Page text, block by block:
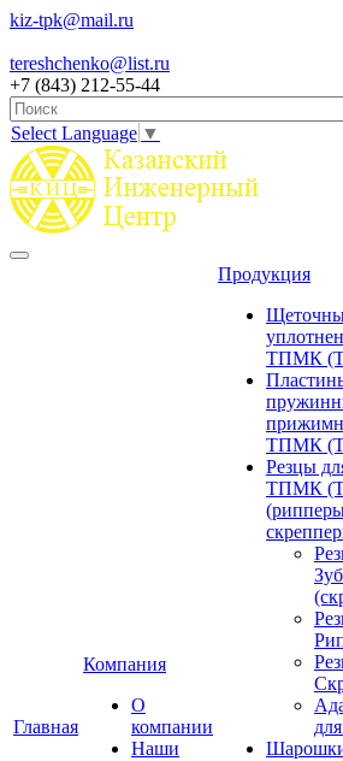
kiz-tpk@mail.ru
tereshchenko@list.ru
+7 (843) 212-55-44
Select Language ▼
Главная
Компания
О
компании
Наши
Продукция
ТПМК
ТПМК
Резцы
ТПМК